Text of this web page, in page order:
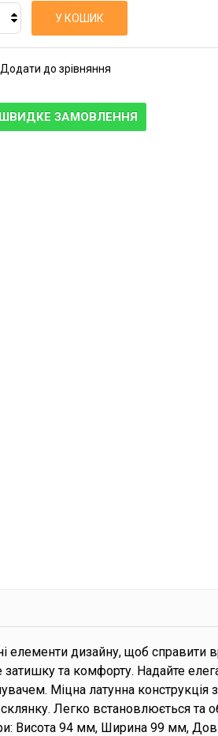
У КОШИК
Додати до зрівняння
ШВИДКЕ ЗАМОВЛЕННЯ
елементи дизайну, щоб справити
та комфорту. Надайте
Міцна латунна
Легко встановлюється та
Висота 94 мм, Ширина 99 мм,